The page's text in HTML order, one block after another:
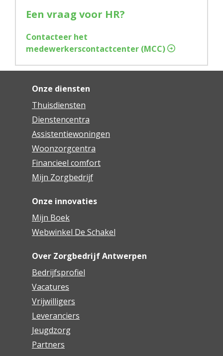
Een vraag voor HR?
Contacteer het
medewerkerscontactcenter (MCC)
Onze diensten
Thuisdiensten
Dienstencentra
Assistentiewoningen
Woonzorgcentra
Financieel comfort
Mijn Zorgbedrijf
Onze innovaties
Mijn Boek
Webwinkel De Schakel
Over Zorgbedrijf Antwerpen
Bedrijfsprofiel
Vacatures
Vrijwilligers
Leveranciers
Jeugdzorg
Partners